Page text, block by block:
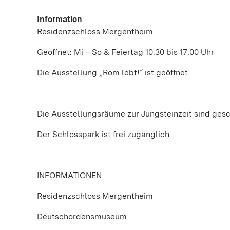
Information
Residenzschloss Mergentheim
Geöffnet: Mi – So & Feiertag 10.30 bis 17.00 Uhr
Die Ausstellung „Rom lebt!“ ist geöffnet.
Die Ausstellungsräume zur Jungsteinzeit sind
Der Schlosspark ist frei zugänglich.
INFORMATIONEN
Residenzschloss Mergentheim
Deutschordensmuseum